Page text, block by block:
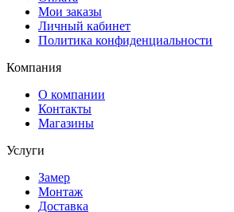
Мои заказы
Личный кабинет
Политика конфиденциальности
Компания
О компании
Контакты
Магазины
Услуги
Замер
Монтаж
Доставка